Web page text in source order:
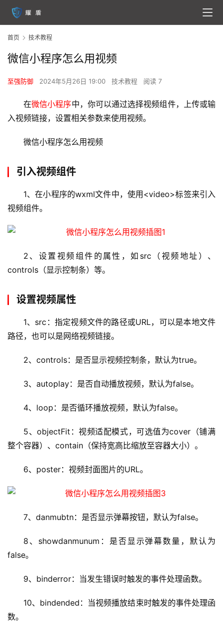
首页 技术教程
微信小程序怎么用视频
至强防御 2024年5月26日 19:00 技术教程 阅读 7
在微信小程序中，你可以通过选择视频组件，上传或输
入视频链接，设置相关参数来使用视频。
微信小程序怎么用视频
引入视频组件
1、在小程序的wxml文件中，使用<video>标签来引入
视频组件。
2、设置视频组件的属性，如src（视频地址）、
controls（显示控制条）等。
设置视频属性
1、src：指定视频文件的路径或URL，可以是本地文件
路径，也可以是网络视频链接。
2、controls：是否显示视频控制条，默认为true。
3、autoplay：是否自动播放视频，默认为false。
4、loop：是否循环播放视频，默认为false。
5、objectFit：视频适配模式，可选值为cover（铺满
整个容器）、contain（保持宽高比缩放至容器大小）。
6、poster：视频封面图片的URL。
7、danmubtn：是否显示弹幕按钮，默认为false。
8、showdanmunum：是否显示弹幕数量，默认为
false。
9、binderror：当发生错误时触发的事件处理函数。
10、bindended：当视频播放结束时触发的事件处理函
数。